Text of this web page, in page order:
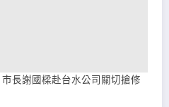
長謝國樑赴台水公司關切搶修